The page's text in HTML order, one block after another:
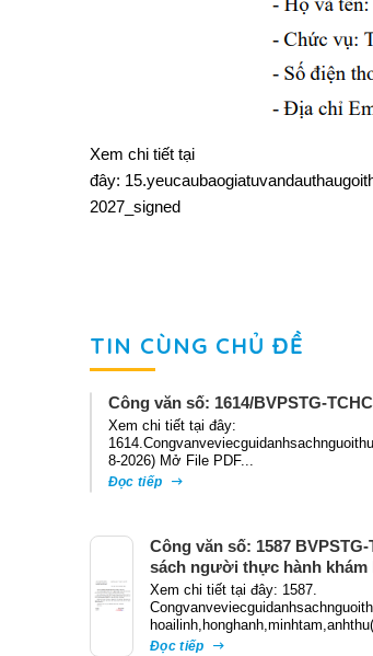
Xem chi tiết tại
đây:
2027_signed
TIN CÙNG CHỦ ĐỀ
Công văn số: 1614/BVPSTG-
Xem chi tiết tại đây:
8-2026) Mở File PDF...
Đọc tiếp
Công văn số: 1587
sách người thực hành khám
Xem chi tiết tại đây: 1587.
Đọc tiếp